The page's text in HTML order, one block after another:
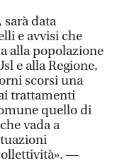
data
e avvisi che
alla popolazione
e alla Regione,
scorsi una
trattamenti
quello di
vada a
—